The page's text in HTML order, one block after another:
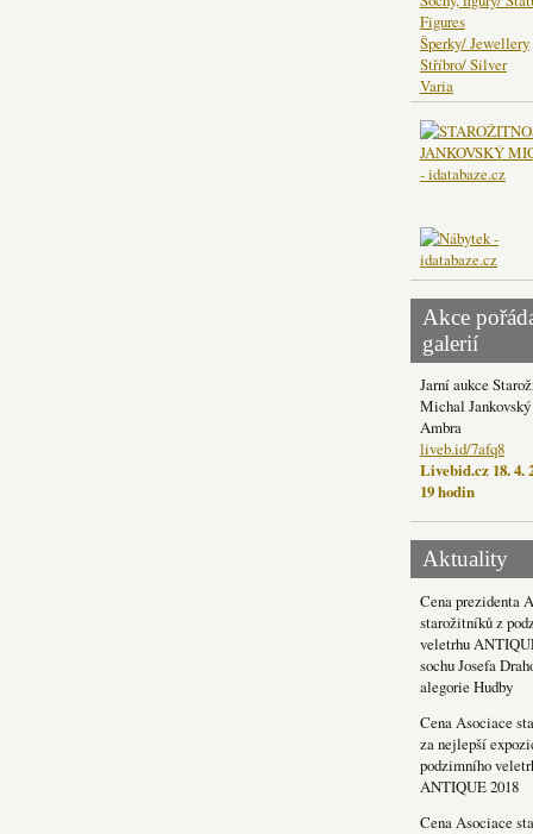
Figures
Šperky/ Jewellery
Stříbro/ Silver
Varia
Akce
galerií
Jarní aukce
Michal
Ambra
liveb.id/7afq8
Livebid.cz 18. 4.
19 hodin
Aktuality
Cena prezidenta
starožitníků z
veletrhu
sochu Josefa
alegorie Hudby
Cena Asociace
za nejlepší
podzimního
ANTIQUE 2018
Cena Asociace